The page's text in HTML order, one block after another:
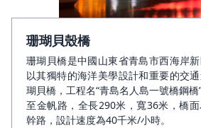
珊瑚貝殼橋
珊瑚貝橋是中國山東省青島市西海岸
以其獨特的海洋美學設計和重要的交
瑚貝橋，工程名“青島名人島一號橋鋼
至金帆路，全長290米，寬36米，橋
幹路，設計速度為40千米/小時。